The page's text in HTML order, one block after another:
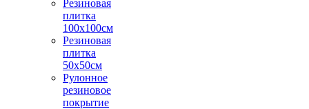
Резиновая
плитка
100х100см
Резиновая
плитка
50х50см
Рулонное
резиновое
покрытие